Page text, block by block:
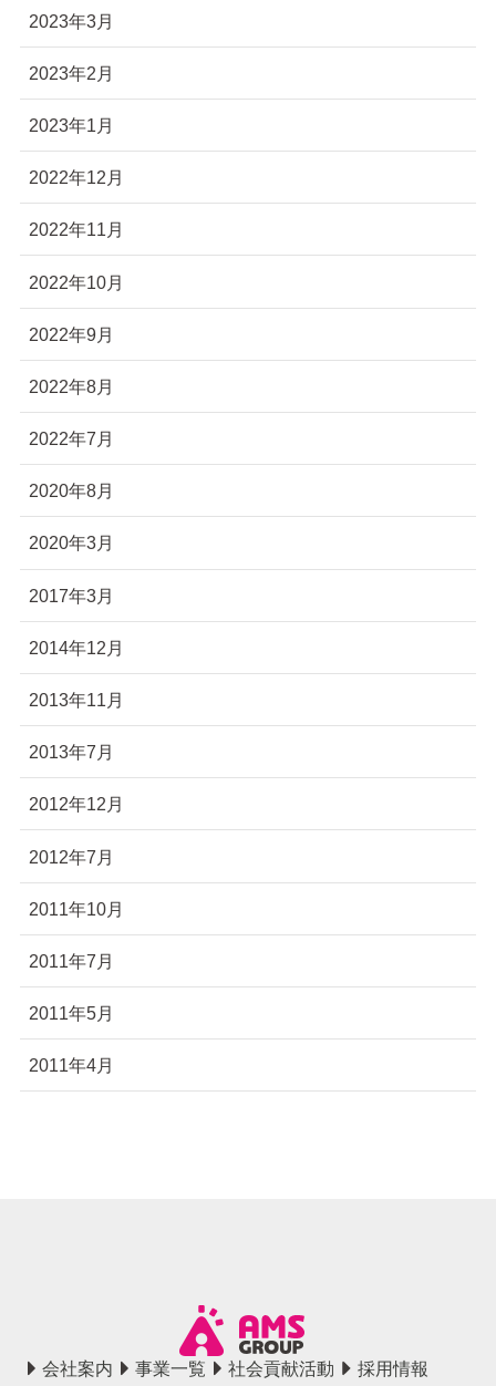
2023年3月
2023年2月
2023年1月
2022年12月
2022年11月
2022年10月
2022年9月
2022年8月
2022年7月
2020年8月
2020年3月
2017年3月
2014年12月
2013年11月
2013年7月
2012年12月
2012年7月
2011年10月
2011年7月
2011年5月
2011年4月
会社案内 事業一覧 社会貢献活動 採用情報